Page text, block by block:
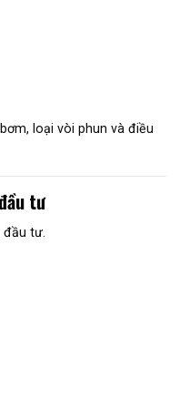
loại vòi phun và điều
tư
tư.